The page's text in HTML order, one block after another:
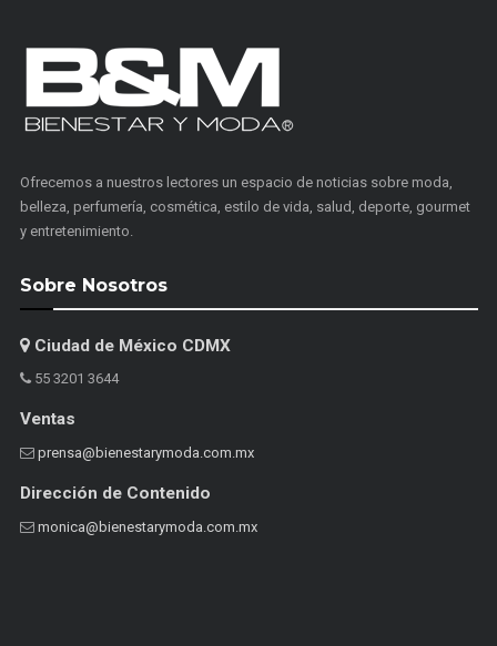
Ofrecemos a nuestros lectores un espacio de noticias sobre moda,
belleza, perfumería, cosmética, estilo de vida, salud, deporte, gourmet
y entretenimiento.
Sobre Nosotros
Ciudad de México CDMX
55 3201 3644
Ventas
prensa@bienestarymoda.com.mx
Dirección de Contenido
monica@bienestarymoda.com.mx